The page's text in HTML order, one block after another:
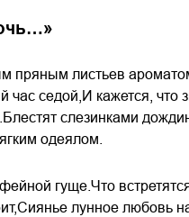
пряным листьев
седой,И кажется, что
слезинками
одеялом.
гуще.Что
лунное любовь